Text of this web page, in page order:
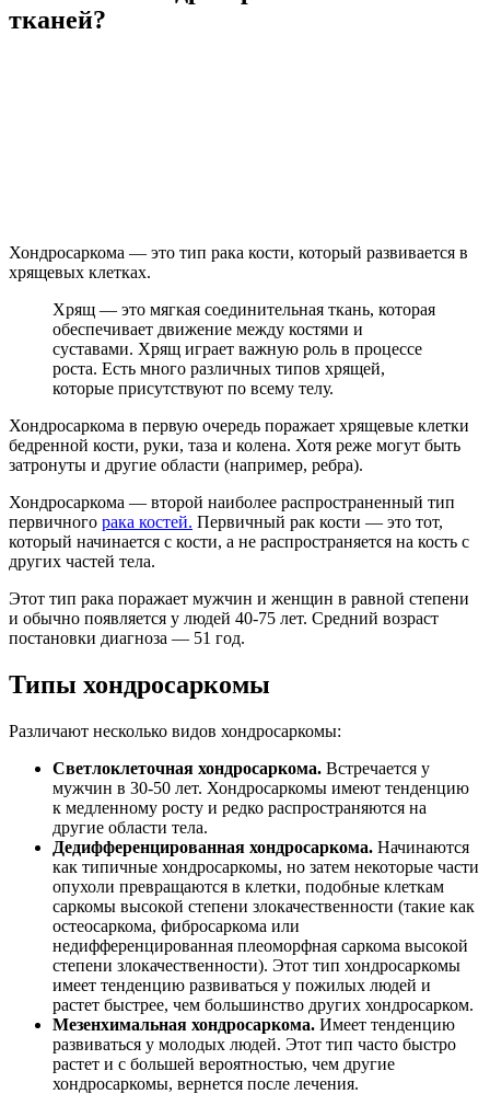
тканей?
Хондросаркома — это тип рака кости, который развивается в
хрящевых клетках.
Хрящ — это мягкая соединительная ткань, которая
обеспечивает движение между костями и
суставами. Хрящ играет важную роль в процессе
роста. Есть много различных типов хрящей,
которые присутствуют по всему телу.
Хондросаркома в первую очередь поражает хрящевые клетки
бедренной кости, руки, таза и колена. Хотя реже могут быть
затронуты и другие области (например, ребра).
Хондросаркома — второй наиболее распространенный тип
первичного рака костей. Первичный рак кости — это тот,
который начинается с кости, а не распространяется на кость с
других частей тела.
Этот тип рака поражает мужчин и женщин в равной степени
и обычно появляется у людей 40-75 лет. Средний возраст
постановки диагноза — 51 год.
Типы хондросаркомы
Различают несколько видов хондросаркомы:
Светлоклеточная хондросаркома. Встречается у
мужчин в 30-50 лет. Хондросаркомы имеют тенденцию
к медленному росту и редко распространяются на
другие области тела.
Дедифференцированная хондросаркома. Начинаются
как типичные хондросаркомы, но затем некоторые части
опухоли превращаются в клетки, подобные клеткам
саркомы высокой степени злокачественности (такие как
остеосаркома, фибросаркома или
недифференцированная плеоморфная саркома высокой
степени злокачественности). Этот тип хондросаркомы
имеет тенденцию развиваться у пожилых людей и
растет быстрее, чем большинство других хондросарком.
Мезенхимальная хондросаркома. Имеет тенденцию
развиваться у молодых людей. Этот тип часто быстро
растет и с большей вероятностью, чем другие
хондросаркомы, вернется после лечения.